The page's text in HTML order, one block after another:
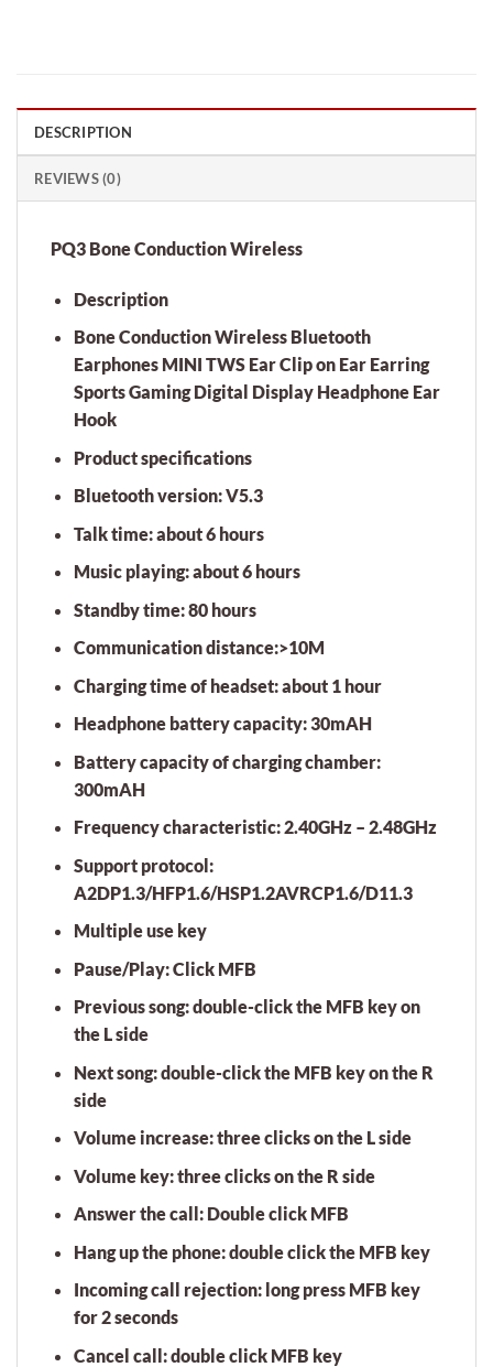
DESCRIPTION
REVIEWS (0)
PQ3 Bone Conduction Wireless
Description
Bone Conduction Wireless Bluetooth
Earphones MINI TWS Ear Clip on Ear Earring
Sports Gaming Digital Display Headphone Ear
Hook
Product specifications
Bluetooth version: V5.3
Talk time: about 6 hours
Music playing: about 6 hours
Standby time: 80 hours
Communication distance:>10M
Charging time of headset: about 1 hour
Headphone battery capacity: 30mAH
Battery capacity of charging chamber:
300mAH
Frequency characteristic: 2.40GHz – 2.48GHz
Support protocol:
A2DP1.3/HFP1.6/HSP1.2AVRCP1.6/D11.3
Multiple use key
Pause/Play: Click MFB
Previous song: double-click the MFB key on
the L side
Next song: double-click the MFB key on the R
side
Volume increase: three clicks on the L side
Volume key: three clicks on the R side
Answer the call: Double click MFB
Hang up the phone: double click the MFB key
Incoming call rejection: long press MFB key
for 2 seconds
Cancel call: double click MFB key